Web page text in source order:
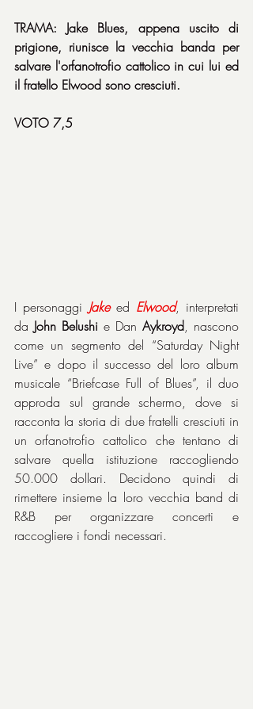
TRAMA: Jake Blues, appena uscito di
prigione, riunisce la vecchia banda per
salvare l'orfanotrofio cattolico in cui lui ed
il fratello Elwood sono cresciuti.
VOTO 7,5
I personaggi Jake ed Elwood, interpretati
da John Belushi e Dan Aykroyd, nascono
come un segmento del “Saturday Night
Live” e dopo il successo del loro album
musicale “Briefcase Full of Blues”, il duo
approda sul grande schermo, dove si
racconta la storia di due fratelli cresciuti in
un orfanotrofio cattolico che tentano di
salvare quella istituzione raccogliendo
50.000 dollari. Decidono quindi di
rimettere insieme la loro vecchia band di
R&B per organizzare concerti e
raccogliere i fondi necessari.